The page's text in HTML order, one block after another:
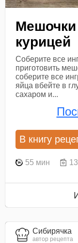
Мешочки
курицей
Соберите все
приготовить
соберите все
яйца вбейте в
сахаром и...
В книгу
55 мин 13
Сибирячка
автор рецепта